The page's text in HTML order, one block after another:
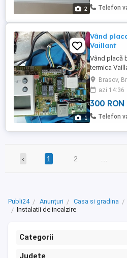
2
PreferTelefon
1
Vând
Vaillant
Vând placă
termica
Brasov,
azi 14:36
300 RON
Telefon
‹ 1 2
Publi24 Anunțuri Casa si gradina
Instalatii de incalzire
Categorii
Județe